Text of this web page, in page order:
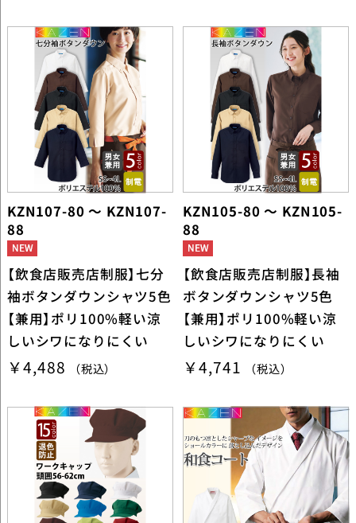
KZN107-80 ～ KZN107-
88
【飲食店販売店制服】七分
袖ボタンダウンシャツ5色
【兼用】ポリ100%軽い涼
しいシワになりにくい
￥4,488 （税込）
KZN105-80 ～ KZN105-
88
【飲食店販売店制服】長袖
ボタンダウンシャツ5色
【兼用】ポリ100%軽い涼
しいシワになりにくい
￥4,741 （税込）